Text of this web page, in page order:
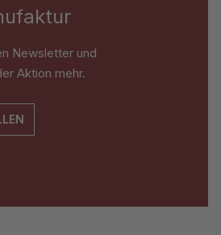
Newsletter und
Aktion mehr.